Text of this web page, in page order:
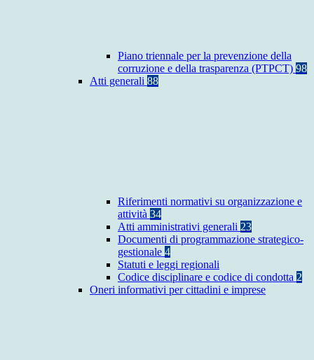
Piano triennale per la prevenzione della
corruzione e della trasparenza (PTPCT) 98
Atti generali 88
Riferimenti normativi su organizzazione e
attività 34
Atti amministrativi generali 23
Documenti di programmazione strategico-
gestionale 4
Statuti e leggi regionali
Codice disciplinare e codice di condotta 2
Oneri informativi per cittadini e imprese